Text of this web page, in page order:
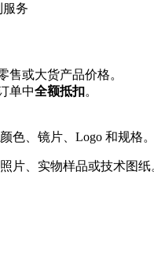
服务
售或大货产品价格。
单中全额抵扣。
色、镜片、Logo 和规格
片、实物样品或技术图纸